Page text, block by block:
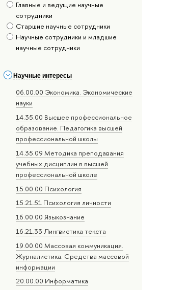
Главные и ведущие научные
сотрудники
Старшие научные сотрудники
Научные сотрудники и младшие
научные сотрудники
Научные интересы
06.00.00 Экономика. Экономические
науки
14.35.00 Высшее профессиональное
образование. Педагогика высшей
профессиональной школы
14.35.09 Методика преподавания
учебных дисциплин в высшей
профессиональной школе
15.00.00 Психология
15.21.51 Психология личности
16.00.00 Языкознание
16.21.33 Лингвистика текста
19.00.00 Массовая коммуникация.
Журналистика. Средства массовой
информации
20.00.00 Информатика